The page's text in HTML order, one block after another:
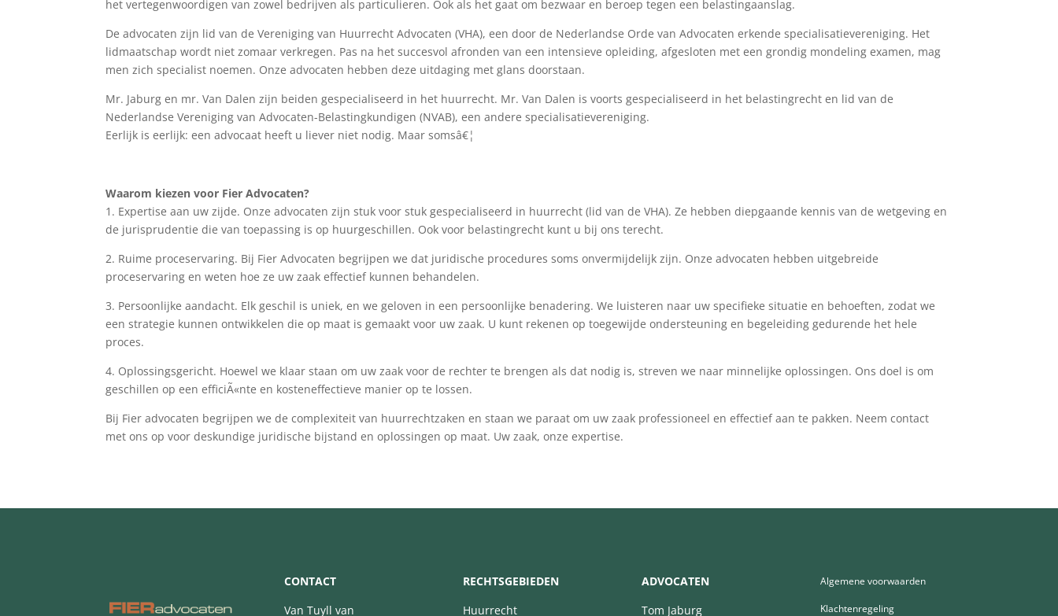
het vertegenwoordigen van zowel bedrijven als particulieren. Ook als het gaat om bezwaar en beroep tegen een belastingaanslag.
De advocaten zijn lid van de Vereniging van Huurrecht Advocaten (VHA), een door de Nederlandse Orde van Advocaten erkende specialisatievereniging. Het
lidmaatschap wordt niet zomaar verkregen. Pas na het succesvol afronden van een intensieve opleiding, afgesloten met een grondig mondeling examen, mag
men zich specialist noemen. Onze advocaten hebben deze uitdaging met glans doorstaan.
Mr. Jaburg en mr. Van Dalen zijn beiden gespecialiseerd in het huurrecht. Mr. Van Dalen is voorts gespecialiseerd in het belastingrecht en lid van de
Nederlandse Vereniging van Advocaten-Belastingkundigen (NVAB), een andere specialisatievereniging.
Eerlijk is eerlijk: een advocaat heeft u liever niet nodig. Maar somsâ€¦
Waarom kiezen voor Fier Advocaten?
1. Expertise aan uw zijde. Onze advocaten zijn stuk voor stuk gespecialiseerd in huurrecht (lid van de VHA). Ze hebben diepgaande kennis van de wetgeving en
de jurisprudentie die van toepassing is op huurgeschillen. Ook voor belastingrecht kunt u bij ons terecht.
2. Ruime proceservaring. Bij Fier Advocaten begrijpen we dat juridische procedures soms onvermijdelijk zijn. Onze advocaten hebben uitgebreide
proceservaring en weten hoe ze uw zaak effectief kunnen behandelen.
3. Persoonlijke aandacht. Elk geschil is uniek, en we geloven in een persoonlijke benadering. We luisteren naar uw specifieke situatie en behoeften, zodat we
een strategie kunnen ontwikkelen die op maat is gemaakt voor uw zaak. U kunt rekenen op toegewijde ondersteuning en begeleiding gedurende het hele
proces.
4. Oplossingsgericht. Hoewel we klaar staan om uw zaak voor de rechter te brengen als dat nodig is, streven we naar minnelijke oplossingen. Ons doel is om
geschillen op een efficiÃ«nte en kosteneffectieve manier op te lossen.
Bij Fier advocaten begrijpen we de complexiteit van huurrechtzaken en staan we paraat om uw zaak professioneel en effectief aan te pakken. Neem contact
met ons op voor deskundige juridische bijstand en oplossingen op maat. Uw zaak, onze expertise.
CONTACT
Van Tuyll van
RECHTSGEBIEDEN
Huurrecht
ADVOCATEN
Tom Jaburg
Algemene voorwaarden
Klachtenregeling